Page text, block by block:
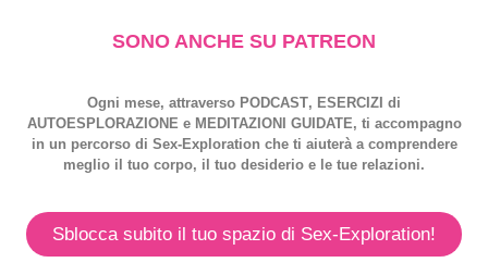
SONO ANCHE SU PATREON
Ogni mese, attraverso PODCAST, ESERCIZI di
AUTOESPLORAZIONE e MEDITAZIONI GUIDATE, ti accompagno
in un percorso di Sex-Exploration che ti aiuterà a comprendere
meglio il tuo corpo, il tuo desiderio e le tue relazioni.
Sblocca subito il tuo spazio di Sex-Exploration!